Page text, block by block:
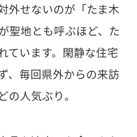
外せないのが「たま木
聖地とも呼ぶほど、た
ています。閑静な住宅
、毎回県外からの来訪
の人気ぶり。